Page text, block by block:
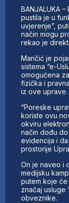
IZ STRANIH
AKTIVNOSTI
SWOT
UČLANI SE
KONTAKT
BANJALUKA
pustila je u
uvjerenje”,
način mogu
rekao je
Maričić je
sistema “e-
omogućena
fizička i
iz ove uprave.
“Poreske
koriste ovu
okviru
način dođu
evidencija i
prostorije
On je naveo i
medijsku
putem koje
značaj usluge
obveznike.